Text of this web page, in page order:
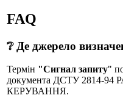
FAQ
❔ Де джерело
Термін "Сигнал запиту"
документа ДСТУ 2814-
КЕРУВАННЯ.